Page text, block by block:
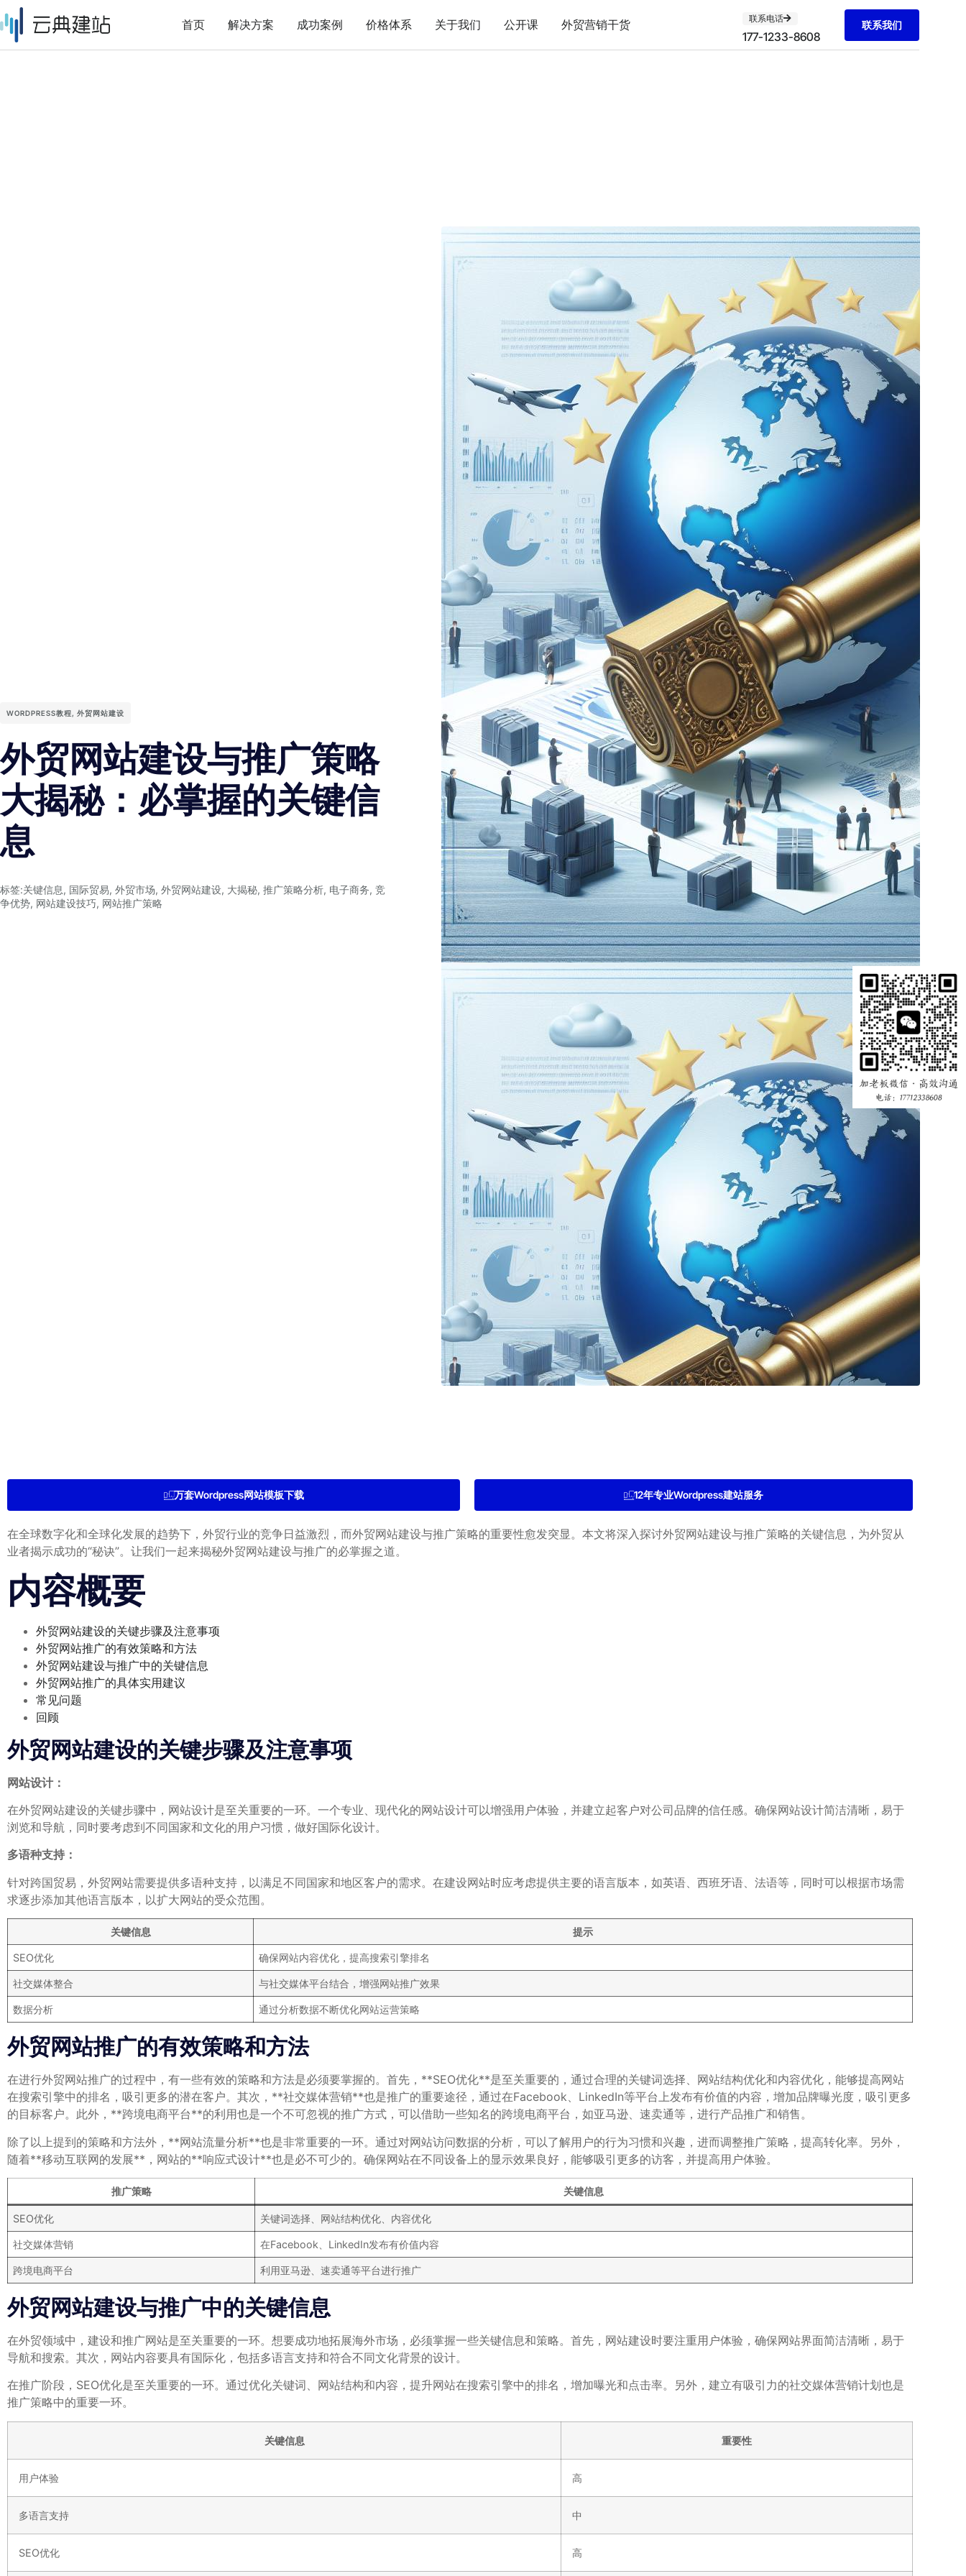
首页 解决方案 成功案例 价格体系 关于我们 公开课 外贸营销干货 联系电话
177-1233-8608
联系我们
WORDPRESS教程, 外贸网站建设
外贸网站建设与推广策略
大揭秘：必掌握的关键信
息
标签:关键信息, 国际贸易, 外贸市场, 外贸网站建设, 大揭秘, 推广策略分析, 电子商务, 竞
争优势, 网站建设技巧, 网站推广策略
万套Wordpress网站模板下载 12年专业Wordpress建站服务
在全球数字化和全球化发展的趋势下，外贸行业的竞争日益激烈，而外贸网站建设与推广策略的重要性愈发突显。本文将深入探讨外贸网站建设与推广策略的关键信息，为外贸从
业者揭示成功的“秘诀”。让我们一起来揭秘外贸网站建设与推广的必掌握之道。
内容概要
外贸网站建设的关键步骤及注意事项
外贸网站推广的有效策略和方法
外贸网站建设与推广中的关键信息
外贸网站推广的具体实用建议
常见问题
回顾
外贸网站建设的关键步骤及注意事项
网站设计：
在外贸网站建设的关键步骤中，网站设计是至关重要的一环。一个专业、现代化的网站设计可以增强用户体验，并建立起客户对公司品牌的信任感。确保网站设计简洁清晰，易于
浏览和导航，同时要考虑到不同国家和文化的用户习惯，做好国际化设计。
多语种支持：
针对跨国贸易，外贸网站需要提供多语种支持，以满足不同国家和地区客户的需求。在建设网站时应考虑提供主要的语言版本，如英语、西班牙语、法语等，同时可以根据市场需
求逐步添加其他语言版本，以扩大网站的受众范围。
关键信息 提示
SEO优化 确保网站内容优化，提高搜索引擎排名
社交媒体整合 与社交媒体平台结合，增强网站推广效果
数据分析 通过分析数据不断优化网站运营策略
外贸网站推广的有效策略和方法
在进行外贸网站推广的过程中，有一些有效的策略和方法是必须要掌握的。首先，**SEO优化**是至关重要的，通过合理的关键词选择、网站结构优化和内容优化，能够提高网站
在搜索引擎中的排名，吸引更多的潜在客户。其次，**社交媒体营销**也是推广的重要途径，通过在Facebook、LinkedIn等平台上发布有价值的内容，增加品牌曝光度，吸引更多
的目标客户。此外，**跨境电商平台**的利用也是一个不可忽视的推广方式，可以借助一些知名的跨境电商平台，如亚马逊、速卖通等，进行产品推广和销售。
除了以上提到的策略和方法外，**网站流量分析**也是非常重要的一环。通过对网站访问数据的分析，可以了解用户的行为习惯和兴趣，进而调整推广策略，提高转化率。另外，
随着**移动互联网的发展**，网站的**响应式设计**也是必不可少的。确保网站在不同设备上的显示效果良好，能够吸引更多的访客，并提高用户体验。
推广策略 关键信息
SEO优化 关键词选择、网站结构优化、内容优化
社交媒体营销 在Facebook、LinkedIn发布有价值内容
跨境电商平台 利用亚马逊、速卖通等平台进行推广
外贸网站建设与推广中的关键信息
在外贸领域中，建设和推广网站是至关重要的一环。想要成功地拓展海外市场，必须掌握一些关键信息和策略。首先，网站建设时要注重用户体验，确保网站界面简洁清晰，易于
导航和搜索。其次，网站内容要具有国际化，包括多语言支持和符合不同文化背景的设计。
在推广阶段，SEO优化是至关重要的一环。通过优化关键词、网站结构和内容，提升网站在搜索引擎中的排名，增加曝光和点击率。另外，建立有吸引力的社交媒体营销计划也是
推广策略中的重要一环。
关键信息 重要性
用户体验 高
多语言支持 中
SEO优化 高